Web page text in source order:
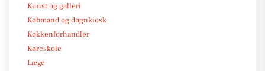
Kunst og galleri
Købmand og døgnkiosk
Køkkenforhandler
Køreskole
Læge